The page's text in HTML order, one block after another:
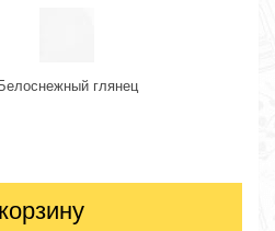
Белоснежный глянец